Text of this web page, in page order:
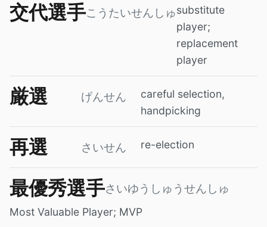
交代選手こうたいせんしゅsubstitute
player;
replacement
player
厳選 げんせん
careful selection,
handpicking
再選 さいせん re-election
最優秀選手さいゆうしゅうせんしゅ
Most Valuable Player; MVP